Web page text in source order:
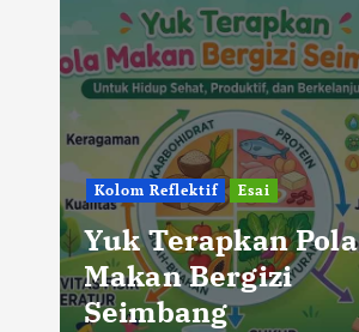
Kolom Reflektif Esai
Yuk Terapkan Pola
Makan Bergizi
Seimbang